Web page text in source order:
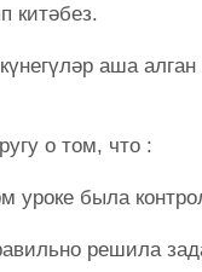
китәбез.
аша
о том, что :
уроке была
решила